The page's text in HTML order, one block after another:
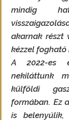
mindig
akarnak részt
kézzel fogható
A 2022-es
nekiláttunk
külföldi
formában. Ez
is belenyúlik,